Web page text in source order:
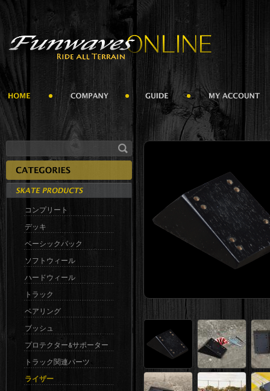
コンプリート
デッキ
ベーシックパック
ソフトウィール
ハードウィール
トラック
ベアリング
ブッシュ
プロテクター&サポーター
トラック関連パーツ
ライザー